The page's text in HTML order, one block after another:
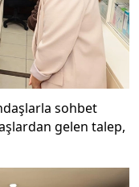
sohbet
gelen talep,